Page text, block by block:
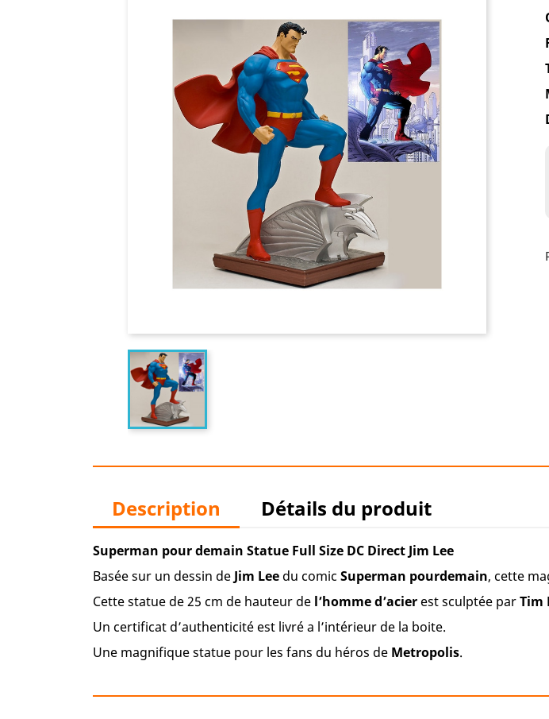
Description Détails du produit
Superman pour demain Statue Full Size DC Direct Jim Lee
Basée sur un dessin de Jim Lee du comic Superman pourdemain, cette
Cette statue de 25 cm de hauteur de l’homme d’acier est sculptée parTim
Un certificat d’authenticité est livré a l’intérieur de la boite.
Une magnifique statue pour les fans du héros de Metropolis.